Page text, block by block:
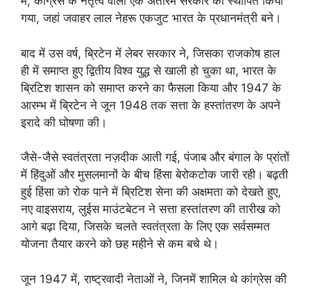
गया, जहां जवाहर लाल नेहरू एकजुट भारत के प्रधानमंत्री बने।
बाद में उस वर्ष, ब्रिटेन में लेबर सरकार ने, जिसका राजकोष हाल
ही में समाप्त हुए द्वितीय विश्व युद्ध से खाली हो चुका था, भारत के
ब्रिटिश शासन को समाप्त करने का फैसला किया और 1947 के
आरम्भ में ब्रिटेन ने जून 1948 तक सत्ता के हस्तांतरण के अपने
इरादे की घोषणा की।
जैसे-जैसे स्वतंत्रता नज़दीक आती गई, पंजाब और बंगाल के प्रांतों
में हिंदुओं और मुसलमानों के बीच हिंसा बेरोकटोक जारी रही। बढ़ती
हुई हिंसा को रोक पाने में ब्रिटिश सेना की अक्षमता को देखते हुए,
नए वाइसराय, लुईस माउंटबेटन ने सत्ता हस्तांतरण की तारीख को
आगे बढ़ा दिया, जिसके चलते स्वतंत्रता के लिए एक सर्वसम्मत
योजना तैयार करने को छह महीने से कम बचे थे।
जून 1947 में, राष्ट्रवादी नेताओं ने, जिनमें शामिल थे कांग्रेस की